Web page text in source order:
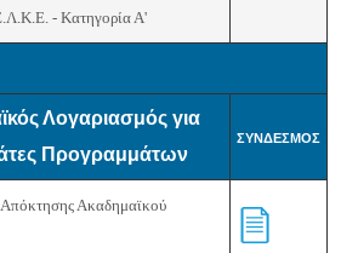
Ε.Λ.Κ.Ε. - Κατηγορία Α'
Λογαριασμός για
Προγραμμάτων
ΣΥΝΔΕΣΜΟΣ
Ακαδημαϊκού